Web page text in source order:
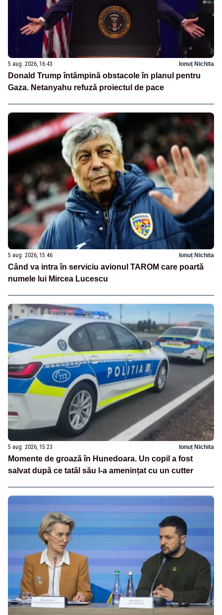
5 aug. 2026, 16:43 Ionuț Nichita
Donald Trump întâmpină obstacole în planul pentru
Gaza. Netanyahu refuză proiectul de pace
5 aug. 2026, 15:46 Ionuț Nichita
Când va intra în serviciu avionul TAROM care poartă
numele lui Mircea Lucescu
5 aug. 2026, 15:23 Ionuț Nichita
Momente de groază în Hunedoara. Un copil a fost
salvat după ce tatăl său l-a amenințat cu un cutter